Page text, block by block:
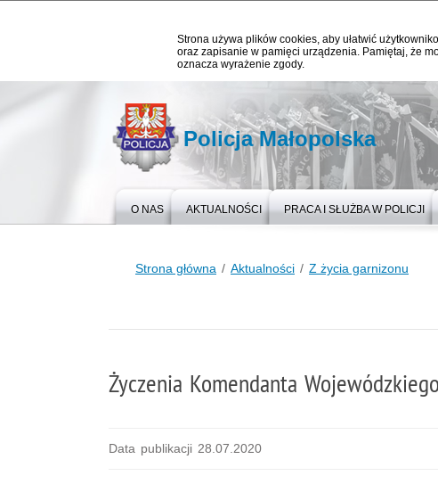
Strona używa plików cookies, aby ułatwić
oraz zapisanie w pamięci urządzenia. Pamiętaj, że
oznacza wyrażenie zgody.
Policja Małopolska
O NAS AKTUALNOŚCI PRACA I SŁUŻBA W POLICJI
Strona główna Aktualności Z życia garnizonu
Życzenia Komendanta
Data publikacji 28.07.2020